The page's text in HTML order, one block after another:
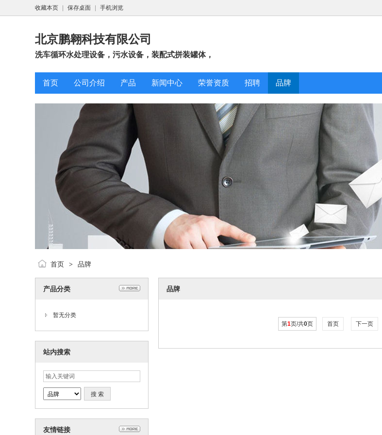
收藏本页 保存桌面 手机浏览
北京鹏翱科技有限公司
洗车循环水处理设备，污水设备，装配式拼装罐体，
首页 公司介绍 产品 新闻中心 荣誉资质 招聘 品牌
首页 > 品牌
产品分类
暂无分类
站内搜索
友情链接
品牌
第1页/共0页 首页 下一页